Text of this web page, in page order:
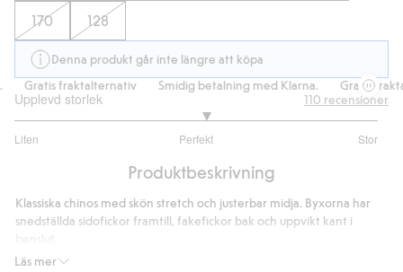
170 128
Denna produkt går inte längre att köpa
Gratis fraktalternativ
Smidig betalning med Klarna. Gratis
Upplevd storlek
Liten Perfekt Stor
utav
77
betyg
110 recensioner
Produktbeskrivning
Läs mer
Klassiska chinos med skön stretch och justerbar midja. Byxorna har
snedställda sidofickor framtill, fakefickor bak och uppvikt kant i
Artikelnummer